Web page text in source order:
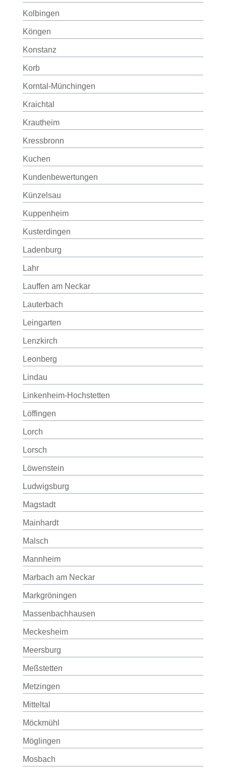
Kolbingen
Köngen
Konstanz
Korb
Korntal-Münchingen
Kraichtal
Krautheim
Kressbronn
Kuchen
Kundenbewertungen
Künzelsau
Kuppenheim
Kusterdingen
Ladenburg
Lahr
Lauffen am Neckar
Lauterbach
Leingarten
Lenzkirch
Leonberg
Lindau
Linkenheim-Hochstetten
Löffingen
Lorch
Lorsch
Löwenstein
Ludwigsburg
Magstadt
Mainhardt
Malsch
Mannheim
Marbach am Neckar
Markgröningen
Massenbachhausen
Meckesheim
Meersburg
Meßstetten
Metzingen
Mitteltal
Möckmühl
Möglingen
Mosbach